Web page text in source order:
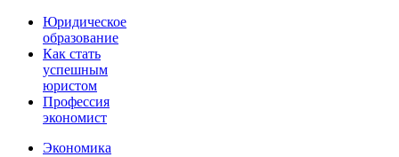
Юридическое
образование
Как стать
успешным
юристом
Профессия
экономист
Экономика